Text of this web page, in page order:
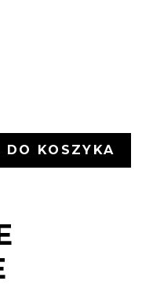
DO KOSZYKA